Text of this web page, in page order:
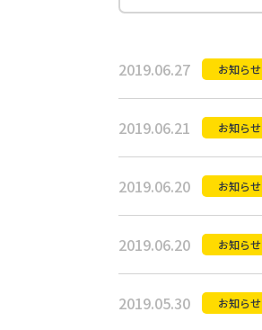
2019.06.27 お知らせ
2019.06.21 お知らせ
2019.06.20 お知らせ
2019.06.20 お知らせ
2019.05.30 お知らせ